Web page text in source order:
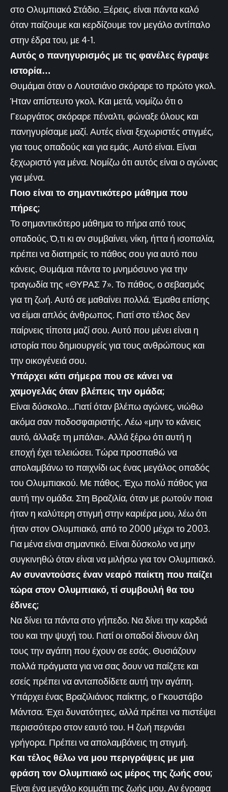
στο Ολυμπιακό Στάδιο. Ξέρεις, είναι πάντα καλό
όταν παίζουμε και κερδίζουμε τον μεγάλο αντίπαλο
στην έδρα του, με 4-1.
Αυτός ο πανηγυρισμός με τις φανέλες έγραψε
ιστορία…
Θυμάμαι όταν ο Λουτσιάνο σκόραρε το πρώτο γκολ.
Ήταν απίστευτο γκολ. Και μετά, νομίζω ότι ο
Γεωργάτος σκόραρε πέναλτι, φώναξε όλους και
πανηγυρίσαμε μαζί. Αυτές είναι ξεχωριστές στιγμές,
για τους οπαδούς και για εμάς. Αυτό είναι. Είναι
ξεχωριστό για μένα. Νομίζω ότι αυτός είναι ο αγώνας
για μένα.
Ποιο είναι το σημαντικότερο μάθημα που
πήρες;
Το σημαντικότερο μάθημα το πήρα από τους
οπαδούς. Ό,τι κι αν συμβαίνει, νίκη, ήττα ή ισοπαλία,
πρέπει να διατηρείς το πάθος σου για αυτό που
κάνεις. Θυμάμαι πάντα το μνημόσυνο για την
τραγωδία της «ΘΥΡΑΣ 7». Το πάθος, ο σεβασμός
για τη ζωή. Αυτό σε μαθαίνει πολλά. Έμαθα επίσης
να είμαι απλός άνθρωπος. Γιατί στο τέλος δεν
παίρνεις τίποτα μαζί σου. Αυτό που μένει είναι η
ιστορία που δημιουργείς για τους ανθρώπους και
την οικογένειά σου.
Υπάρχει κάτι σήμερα που σε κάνει να
χαμογελάς όταν βλέπεις την ομάδα;
Είναι δύσκολο…Γιατί όταν βλέπω αγώνες, νιώθω
ακόμα σαν ποδοσφαιριστής. Λέω «μην το κάνεις
αυτό, άλλαξε τη μπάλα». Αλλά ξέρω ότι αυτή η
εποχή έχει τελειώσει. Τώρα προσπαθώ να
απολαμβάνω το παιχνίδι ως ένας μεγάλος οπαδός
του Ολυμπιακού. Με πάθος. Έχω πολύ πάθος για
αυτή την ομάδα. Στη Βραζιλία, όταν με ρωτούν ποια
ήταν η καλύτερη στιγμή στην καριέρα μου, λέω ότι
ήταν στον Ολυμπιακό, από το 2000 μέχρι το 2003.
Για μένα είναι σημαντικό. Είναι δύσκολο να μην
συγκινηθώ όταν είναι να μιλήσω για τον Ολυμπιακό.
Αν συναντούσες έναν νεαρό παίκτη που παίζει
τώρα στον Ολυμπιακό, τί συμβουλή θα του
έδινες;
Να δίνει τα πάντα στο γήπεδο. Να δίνει την καρδιά
του και την ψυχή του. Γιατί οι οπαδοί δίνουν όλη
τους την αγάπη που έχουν σε εσάς. Θυσιάζουν
πολλά πράγματα για να σας δουν να παίζετε και
εσείς πρέπει να ανταποδίδετε αυτή την αγάπη.
Υπάρχει ένας Βραζιλιάνος παίκτης, ο Γκουστάβο
Μάντσα. Έχει δυνατότητες, αλλά πρέπει να πιστέψει
περισσότερο στον εαυτό του. Η ζωή περνάει
γρήγορα. Πρέπει να απολαμβάνεις τη στιγμή.
Και τέλος θέλω να μου περιγράψεις με μια
φράση τον Ολυμπιακό ως μέρος της ζωής σου;
Είναι ένα μεγάλο κομμάτι της ζωής μου. Αν έγραφα